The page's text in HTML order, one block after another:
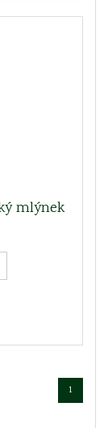
mlýnek
1